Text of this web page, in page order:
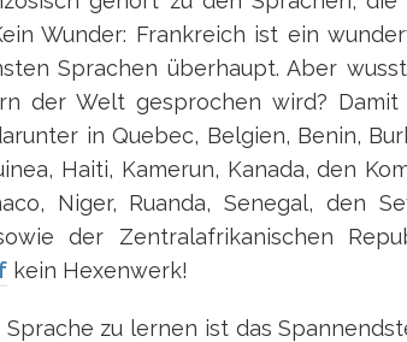
Wunder: Frankreich ist ein
Sprachen überhaupt. Aber
der Welt gesprochen wird?
in Quebec, Belgien, Benin,
Haiti, Kamerun, Kanada, den
Niger, Ruanda, Senegal, den
der Zentralafrikanischen
kein Hexenwerk!
Sprache zu lernen ist das